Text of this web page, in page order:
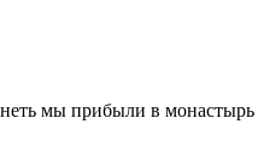
мы прибыли в монастырь